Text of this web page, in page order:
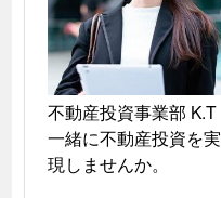
不動産投資事業部 K.T
一緒に不動産投資を実
現しませんか。